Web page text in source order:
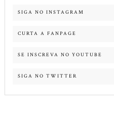
SIGA NO INSTAGRAM
CURTA A FANPAGE
SE INSCREVA NO YOUTUBE
SIGA NO TWITTER